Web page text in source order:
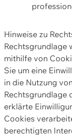
Hinweise zu
Rechtsgrundlage
mithilfe von
Sie um eine
in die Nutzung
Rechtsgrundlage
erklärte
Cookies
berechtigten